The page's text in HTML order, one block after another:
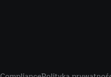
szczególności
obsługiwanych przez
korzystanie z
lub